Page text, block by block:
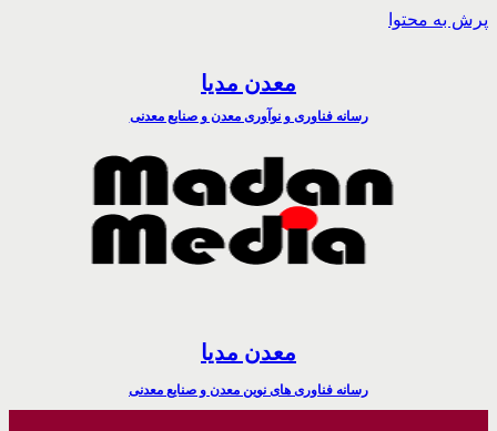
پرش به محتوا
معدن مدیا
رسانه فناوری و نوآوری معدن و صنایع معدنی
معدن مدیا
رسانه فناوری های نوین معدن و صنایع معدنی